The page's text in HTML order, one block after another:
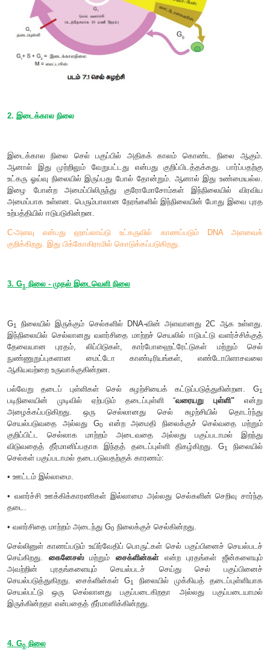
செல் சுழற்சியின் பல்வேறு நிலைகள் பின்வருமாறு (படம் 7.1).
2. இடைக்கால நிலை
இடைக்கால நிலை செல் பகுப்பில் அதிகக் காலம் கொண்ட
உட்கரு ஓய்வு நிலையில் இருப்பது போல் தோன்றும். ஆனால்
இழை போன்ற அமைப்பிலிருந்து குரோமோசோம்கள்
அமைப்பாக உள்ளன. பெரும்பாலான நேரங்களில் இந்நிலையின்
உற்பத்தியில் ஈடுபடுகின்றன.
C-அளவு என்பது ஹாப்லாய்டு உட்கருவில் காணப்படும்
குறிக்கிறது. இது பிக்கோகிராமில் கொடுக்கப்படுகிறது.
3. G1நிலை - முதல் இடைவெளி நிலை
G1 நிலையில் இருக்கும் செல்களில் DNA-வின் அளவானது
இந்நிலையில் செல்லானது வளர்சிதை மாற்றச் செயலில்
தேவையான புரதம், லிப்பிடுகள்,